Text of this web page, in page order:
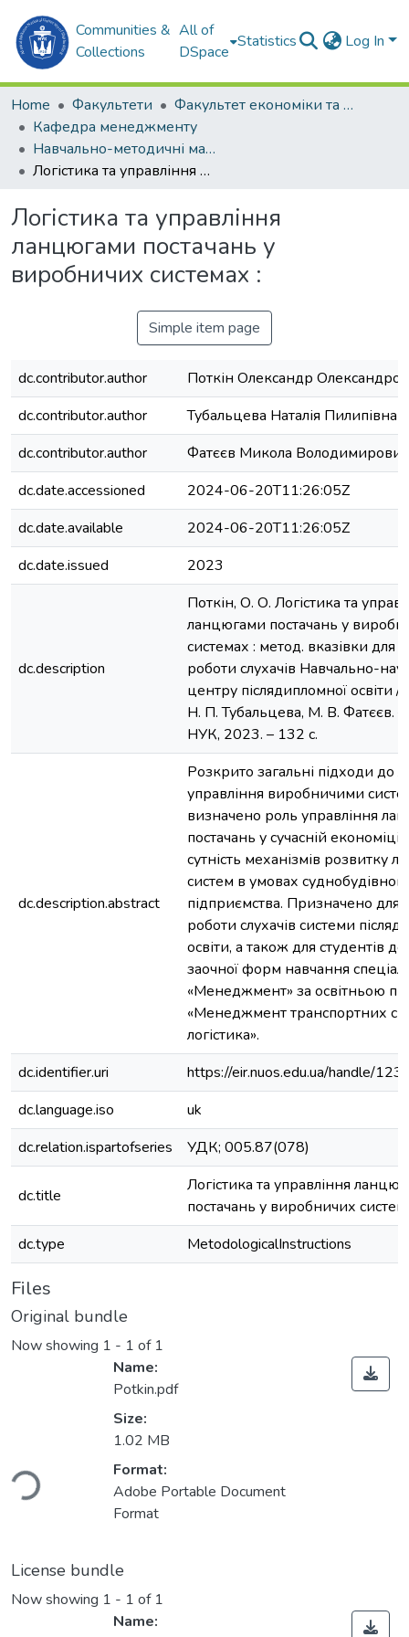
Communities &
Collections
All of
DSpace
Statistics Log In
Home Факультети
Факультет економіки та екології моря (ФЕЕМ)
Кафедра менеджменту
Навчально-методичні матеріали. Кафедра менеджменту
Логістика та управління ланцюгами постачань у виробничих системах :
Логістика та управління
ланцюгами постачань у
виробничих системах :
Simple item page
dc.contributor.author
Поткін Олександр
dc.contributor.author
Тубальцева Наталія Пилипівна
dc.contributor.author
Фатєєв Микола Володимирович
dc.date.accessioned
2024-06-20T11:26:05Z
dc.date.available
2024-06-20T11:26:05Z
dc.date.issued
2023
dc.description
Поткін, О. О. Логістика та
ланцюгами постачань у
системах : метод. вказівки для
роботи слухачів Навчально-
центру післядипломної освіти /
Н. П. Тубальцева, М. В. Фатєєв.
НУК, 2023. – 132 с.
dc.description.abstract
Розкрито загальні підходи до
управління виробничими
визначено роль управління
постачань у сучасній
сутність механізмів розвитку
систем в умовах
підприємства. Призначено для
роботи слухачів системи
освіти, а також для студентів
заочної форм навчання
«Менеджмент» за освітньою
«Менеджмент транспортних
логістика».
dc.identifier.uri
https://eir.nuos.edu.ua/handle/
dc.language.iso
uk
dc.relation.ispartofseries
УДК; 005.87(078)
dc.title
Логістика та управління
постачань у виробничих
dc.type
MetodologicalInstructions
Files
Original bundle
Now showing 1 - 1 of 1
Name:
Potkin.pdf
Size:
1.02 MB
Format:
Adobe Portable Document
Format
License bundle
Now showing 1 - 1 of 1
Name: